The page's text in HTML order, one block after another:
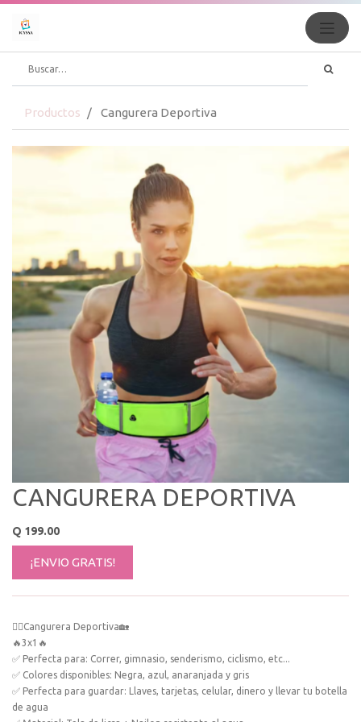
Productos Cangurera Deportiva
CANGURERA DEPORTIVA
Q 199.00
¡ENVIO GRATIS!
🚴‍♂️Cangurera Deportiva🏡
🔥3x1🔥
✅ Perfecta para: Correr, gimnasio, senderismo, ciclismo, etc...
✅ Colores disponibles: Negra, azul, anaranjada y gris
✅ Perfecta para guardar: Llaves, tarjetas, celular, dinero y llevar tu botella
de agua